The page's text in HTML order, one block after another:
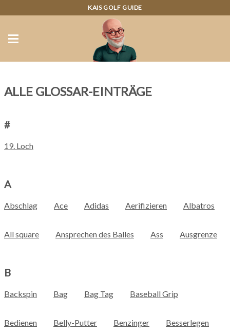
KAIS GOLF GUIDE
ALLE GLOSSAR-EINTRÄGE
#
19. Loch
A
Abschlag Ace Adidas Aerifizieren Albatros
All square Ansprechen des Balles Ass Ausgrenze
B
Backspin Bag Bag Tag Baseball Grip
Bedienen Belly-Putter Benzinger Besserlegen